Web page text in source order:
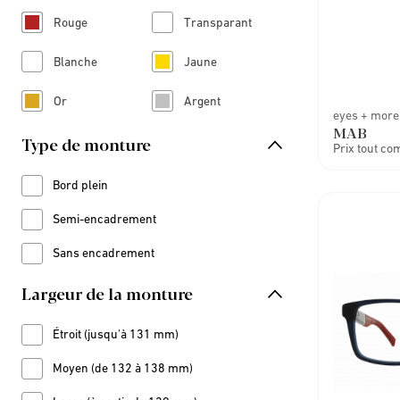
Rouge
Refine by Couleur: Rouge
Transparant
Refine by Couleur: Transparant
Blanche
Refine by Couleur: Blanche
Jaune
Refine by Couleur: Jaune
Or
Refine by Couleur: Or
Argent
Refine by Couleur: Argent
Type de monture
Bord plein
Refine by Type de monture: Bord plein
Semi-encadrement
Refine by Type de monture: Semi-encadrement
Sans encadrement
Refine by Type de monture: Sans encadrement
Largeur de la monture
Étroit (jusqu'à 131 mm)
Refine by Largeur de la monture: Étroit (jusqu'à 131 mm)
Moyen (de 132 à 138 mm)
Refine by Largeur de la monture: Moyen (de 132 à 138 mm)
eyes + more
MAB
Prix tout